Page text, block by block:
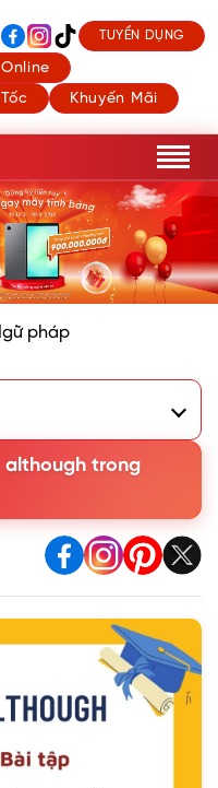
Online
Khuyến Mãi
TUYỂN DỤNG
pháp
though, Despite và
although trong